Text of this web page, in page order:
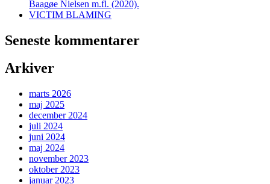
Baagøe Nielsen m.fl. (2020).
VICTIM BLAMING
Seneste kommentarer
Arkiver
marts 2026
maj 2025
december 2024
juli 2024
juni 2024
maj 2024
november 2023
oktober 2023
januar 2023